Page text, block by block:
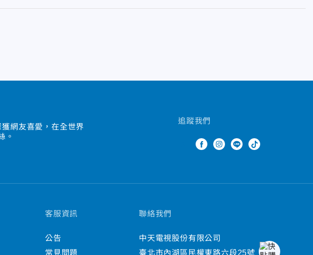
網友喜愛，在全世界
。
追蹤我們
客服資訊
公告
常見問題
聯絡我們
中天電視股份有限公司
臺北市內湖區民權東路六段25號